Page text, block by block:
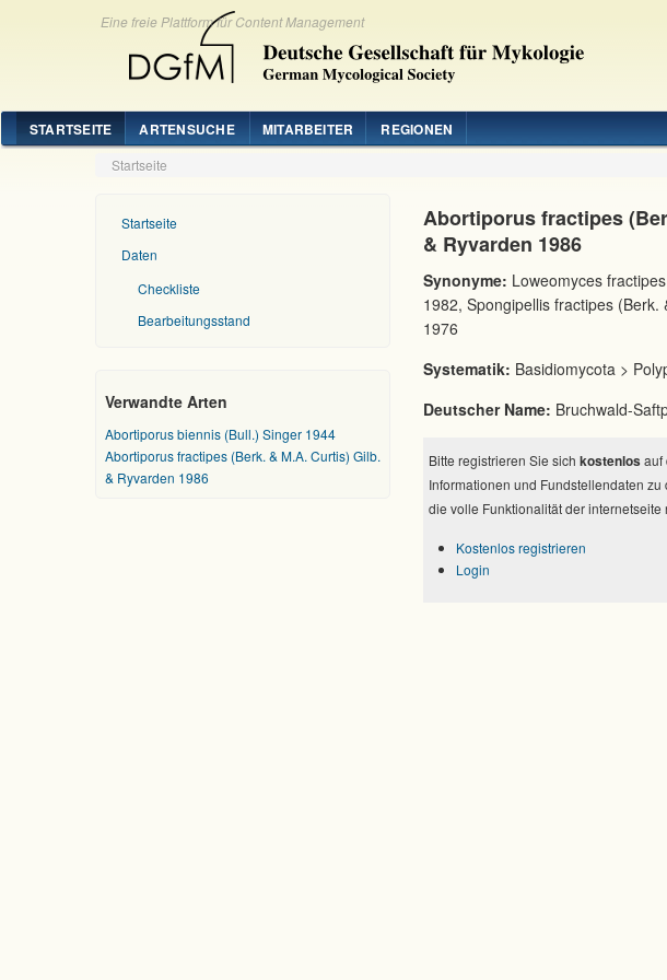
Eine freie Plattform für Content Management
STARTSEITE ARTENSUCHE MITARBEITER REGIONEN
Startseite
Startseite
Daten
Checkliste
Bearbeitungsstand
Verwandte Arten
Abortiporus biennis (Bull.) Singer 1944
Abortiporus fractipes (Berk. & M.A. Curtis) Gilb.
& Ryvarden 1986
Abortiporus fractipes
& Ryvarden 1986
Synonyme: Loweomyces
1982, Spongipellis fractipes
1976
Systematik: Basidiomycota >
Deutscher Name: Bruchwald-
Bitte registrieren Sie sich kostenlos auf
Informationen und Fundstellendaten
die volle Funktionalität der internetseite
Kostenlos registrieren
Login